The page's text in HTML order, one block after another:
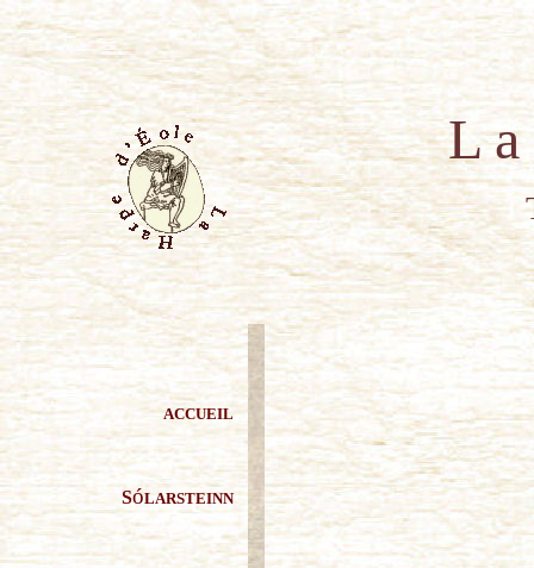
L a H a
T H I E R R
ACCUEIL
SóLARSTEINN